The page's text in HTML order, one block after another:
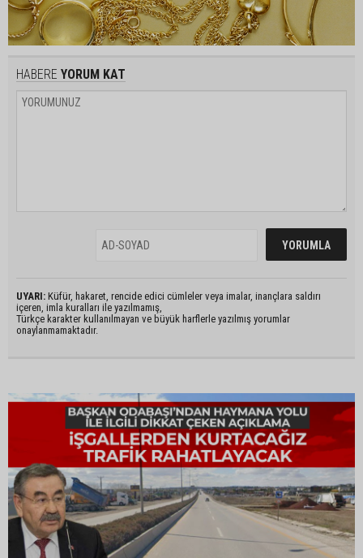
HABERE YORUM KAT
UYARI: Küfür, hakaret, rencide edici cümleler veya imalar, inançlara saldırı
içeren, imla kuralları ile yazılmamış,
Türkçe karakter kullanılmayan ve büyük harflerle yazılmış yorumlar
onaylanmamaktadır.